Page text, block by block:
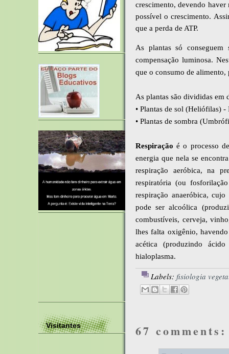
Visitantes
crescimento, devendo
possível o crescimento.
que a perda de ATP.
As plantas só
compensação luminosa.
que o consumo de alimento,
As plantas são divididas em
• Plantas de sol (Heliófilas)
• Plantas de sombra
Respiração é o processo
energia que nela se
respiração aeróbica, na
respiratória (ou
respiração anaeróbica,
pode ser alcoólica
combustíveis, cerveja,
lhes falta oxigênio,
acética (produzindo
hialoplasma.
Labels: fisiologia
67 comments: